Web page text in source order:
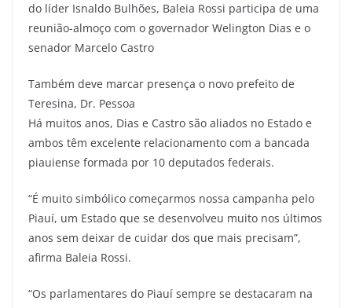
do líder Isnaldo Bulhões, Baleia Rossi participa de uma
reunião-almoço com o governador Welington Dias e o
senador Marcelo Castro
Também deve marcar presença o novo prefeito de
Teresina, Dr. Pessoa
Há muitos anos, Dias e Castro são aliados no Estado e
ambos têm excelente relacionamento com a bancada
piauiense formada por 10 deputados federais.
“É muito simbólico começarmos nossa campanha pelo
Piauí, um Estado que se desenvolveu muito nos últimos
anos sem deixar de cuidar dos que mais precisam”,
afirma Baleia Rossi.
“Os parlamentares do Piauí sempre se destacaram na